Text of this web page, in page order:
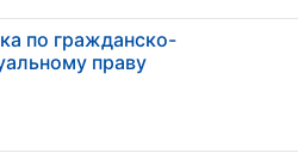
по гражданско-
праву